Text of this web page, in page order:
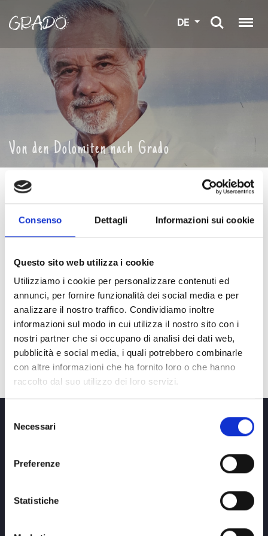
Consenso Dettagli Informazioni sui cookie
Questo sito web utilizza i cookie
Utilizziamo i cookie per personalizzare contenuti ed
annunci, per fornire funzionalità dei social media e per
analizzare il nostro traffico. Condividiamo inoltre
informazioni sul modo in cui utilizza il nostro sito con i
nostri partner che si occupano di analisi dei dati web,
pubblicità e social media, i quali potrebbero combinarle
con altre informazioni che ha fornito loro o che hanno
raccolto dal suo utilizzo dei loro servizi.
delNecessari
Preferenze
Statistiche
DE
Von den Dolomiten nach Grado
Biblioteca Civica "F. Marin" - Grado
Donnerstag, 16. Oktober – Um 17.00 Uhr
Von den Dolomiten nach Grado: ein Leben im Zeichen
der Kunst.
Vortrag mit Vincenzo Munaro.
In Italienischer Sprache
Organisiert von:
Università della terza età, città di Grado